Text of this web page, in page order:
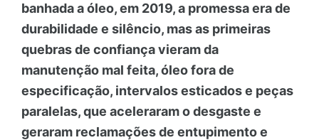
banhada a óleo, em 2019, a promessa era de
durabilidade e silêncio, mas as primeiras
quebras de confiança vieram da
manutenção mal feita, óleo fora de
especificação, intervalos esticados e peças
paralelas, que aceleraram o desgaste e
geraram reclamações de entupimento e